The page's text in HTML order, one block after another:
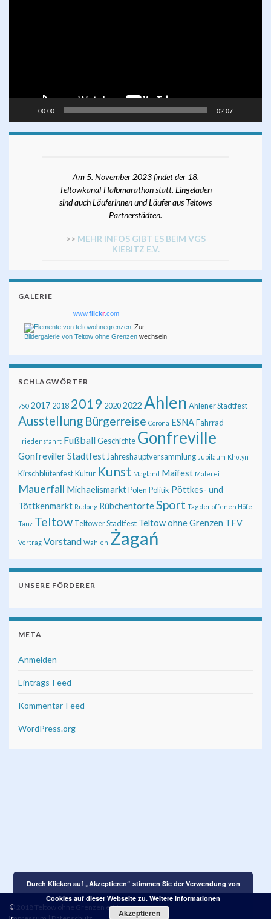
00:00 02:07
Am 5. November 2023 findet der 18.
Teltowkanal-Halbmarathon statt. Eingeladen
sind auch Läuferinnen und Läufer aus Teltows
Partnerstädten.
>> MEHR INFOS GIBT ES BEIM VGS
KIEBITZ E.V.
GALERIE
www.flickr.com
Zur
Bildergalerie von Teltow ohne Grenzen wechseln
SCHLAGWÖRTER
750 2017 2018 2019 20202022 Ahlen Ahlener Stadtfest
Ausstellung Bürgerreise Corona ESNAFahrrad
Friedensfahrt FußballGeschichte Gonfreville
Gonfreviller StadtfestJahreshauptversammlung Jubiläum Khotyn
KirschblütenfestKultur Kunst Magland Maifest Malerei
Mauerfall MichaelismarktPolen Politik Pöttkes- und
Töttkenmarkt Rudong RübchentorteSport Tag der offenen Höfe
Tanz Teltow Teltower Stadtfest Teltow ohne Grenzen TFV
Vertrag Vorstand Wahlen Żagań
UNSERE FÖRDERER
META
Anmelden
Eintrags-Feed
Kommentar-Feed
WordPress.org
© 2018 Teltow ohne Grenzen e. V.
Durch Klicken auf „Akzeptieren“ stimmen Sie der Verwendung von
Cookies auf dieser Webseite zu.Weitere Informationen
Akzeptieren